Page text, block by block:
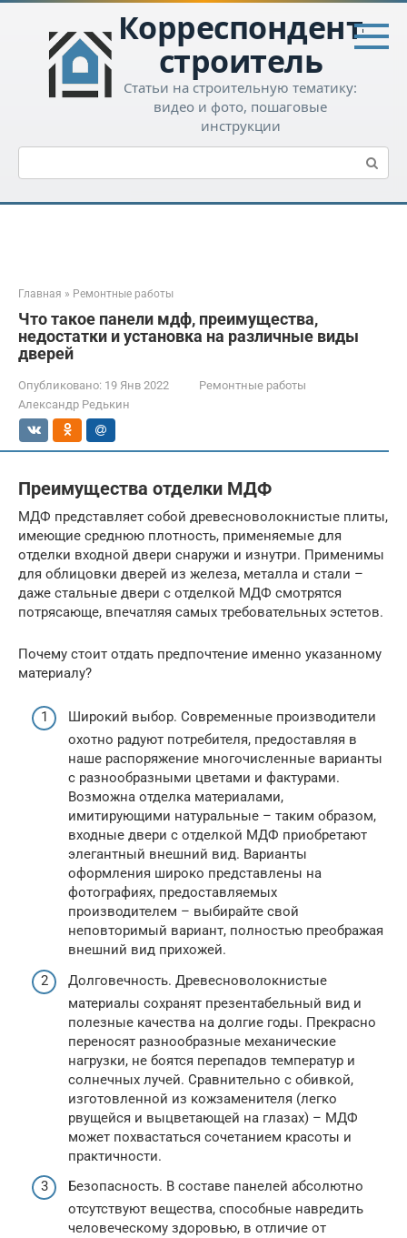
Перейти
контенту
Корреспондент-
строитель
Статьи на строительную тематику:
видео и фото, пошаговые
инструкции
Поиск:
Главная » Ремонтные работы
Что такое панели мдф, преимущества,
недостатки и установка на различные виды
дверей
Опубликовано: 19 Янв 2022
Ремонтные работы
Александр Редькин
Преимущества отделки МДФ
МДФ представляет собой древесноволокнистые плиты,
имеющие среднюю плотность, применяемые для
отделки входной двери снаружи и изнутри. Применимы
для облицовки дверей из железа, металла и стали –
даже стальные двери с отделкой МДФ смотрятся
потрясающе, впечатляя самых требовательных эстетов.
Почему стоит отдать предпочтение именно указанному
материалу?
Широкий выбор. Современные производители
охотно радуют потребителя, предоставляя в
наше распоряжение многочисленные варианты
с разнообразными цветами и фактурами.
Возможна отделка материалами,
имитирующими натуральные – таким образом,
входные двери с отделкой МДФ приобретают
элегантный внешний вид. Варианты
оформления широко представлены на
фотографиях, предоставляемых
производителем – выбирайте свой
неповторимый вариант, полностью преображая
внешний вид прихожей.
Долговечность. Древесноволокнистые
материалы сохранят презентабельный вид и
полезные качества на долгие годы. Прекрасно
переносят разнообразные механические
нагрузки, не боятся перепадов температур и
солнечных лучей. Сравнительно с обивкой,
изготовленной из кожзаменителя (легко
рвущейся и выцветающей на глазах) – МДФ
может похвастаться сочетанием красоты и
практичности.
Безопасность. В составе панелей абсолютно
отсутствуют вещества, способные навредить
человеческому здоровью, в отличие от